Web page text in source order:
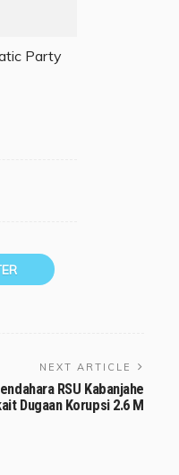
Party
NEXT ARTICLE
RSU Kabanjahe
Dugaan Korupsi 2.6 M